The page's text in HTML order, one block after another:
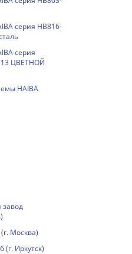
серия HB816-
серия
ЦВЕТНОЙ
HAIBA
завод
Москва)
(г. Иркутск)